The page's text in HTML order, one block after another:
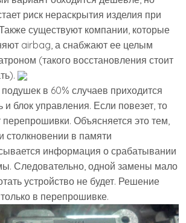
риск нераскрытия изделия при
существуют компании, которые
airbag, а снабжают ее целым
(такого восстановления стоит
в 60% случаев приходится
и блок управления. Если повезет, то
перепрошивки. Объясняется это тем,
столкновении в памяти
информация о срабатывании
Следовательно, одной замены мало
устройство не будет. Решение
в перепрошивке.